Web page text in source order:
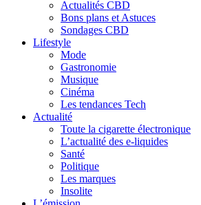
Actualités CBD
Bons plans et Astuces
Sondages CBD
Lifestyle
Mode
Gastronomie
Musique
Cinéma
Les tendances Tech
Actualité
Toute la cigarette électronique
L’actualité des e-liquides
Santé
Politique
Les marques
Insolite